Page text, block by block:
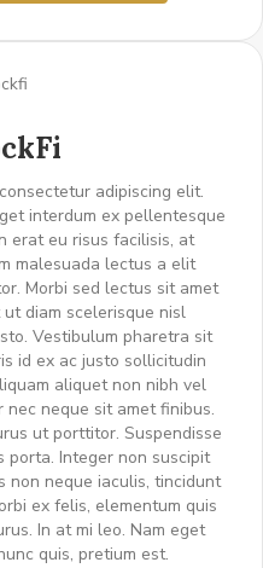
adipiscing elit.
interdum ex pellentesque
erat eu risus facilisis, at
malesuada lectus a elit
Morbi sed lectus sit amet
diam scelerisque nisl
Vestibulum pharetra sit
id ex ac justo sollicitudin
aliquet non nibh vel
nec neque sit amet finibus.
ut porttitor. Suspendisse
porta. Integer non suscipit
non neque iaculis, tincidunt
ex felis, elementum quis
In at mi leo. Nam eget
quis, pretium est.